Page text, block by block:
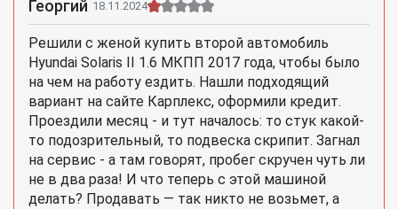
Георгий 18.11.2024
Решили с женой купить второй автомобиль
Hyundai Solaris II 1.6 МКПП 2017 года, чтобы было
на чем на работу ездить. Нашли подходящий
вариант на сайте Карплекс, оформили кредит.
Проездили месяц - и тут началось: то стук какой-
то подозрительный, то подвеска скрипит. Загнал
на сервис - а там говорят, пробег скручен чуть ли
не в два раза! И что теперь с этой машиной
делать? Продавать — так никто не возьмет, а